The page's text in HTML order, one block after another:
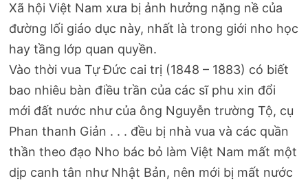
Xã hội Việt Nam xưa bị ảnh hưởng nặng nề của
đường lối giáo dục này, nhất là trong giới nho học
hay tầng lớp quan quyền.
Vào thời vua Tự Đức cai trị (1848 – 1883) có biết
bao nhiêu bàn điều trần của các sĩ phu xin đổi
mới đất nước như của ông Nguyễn trường Tộ, cụ
Phan thanh Giản . . . đều bị nhà vua và các quần
thần theo đạo Nho bác bỏ làm Việt Nam mất một
dịp canh tân như Nhật Bản, nên mới bị mất nước